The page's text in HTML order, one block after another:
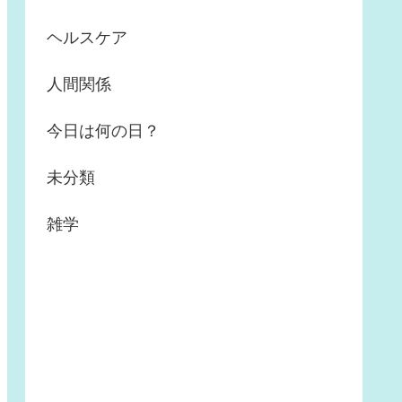
ヘルスケア
人間関係
今日は何の日？
未分類
雑学